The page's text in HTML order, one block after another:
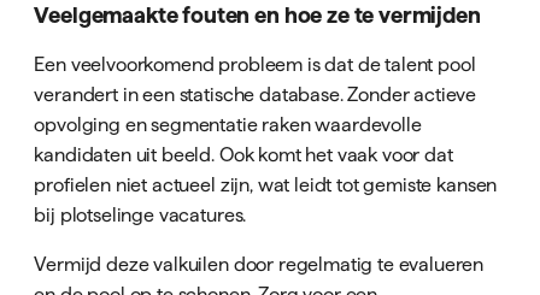
Veelgemaakte fouten en hoe ze te vermijden
Een veelvoorkomend probleem is dat de talent pool
verandert in een statische database. Zonder actieve
opvolging en segmentatie raken waardevolle
kandidaten uit beeld. Ook komt het vaak voor dat
profielen niet actueel zijn, wat leidt tot gemiste kansen
bij plotselinge vacatures.
Vermijd deze valkuilen door regelmatig te evalueren